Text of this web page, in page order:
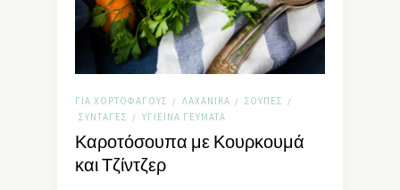
ΓΙΑ ΧΟΡΤΟΦΆΓΟΥΣ / ΛΑΧΑΝΙΚΆ / ΣΟΎΠΕΣ /
ΣΥΝΤΑΓΈΣ / ΥΓΙΕΙΝΆ ΓΕΎΜΑΤΑ
Καροτόσουπα με Κουρκουμά
και Τζίντζερ